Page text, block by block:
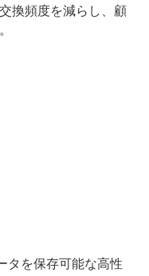
換頻度を減らし、顧
タを保存可能な高性